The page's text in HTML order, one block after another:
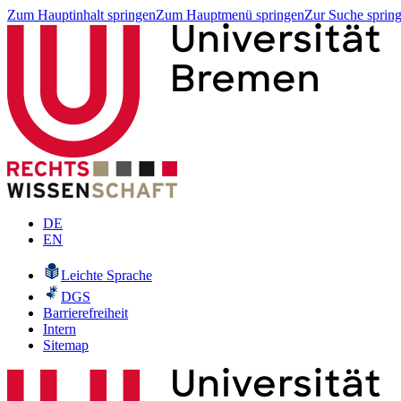
Zum Hauptinhalt springenZum Hauptmenü springenZur Suche
DE
EN
Leichte Sprache
DGS
Barrierefreiheit
Intern
Sitemap